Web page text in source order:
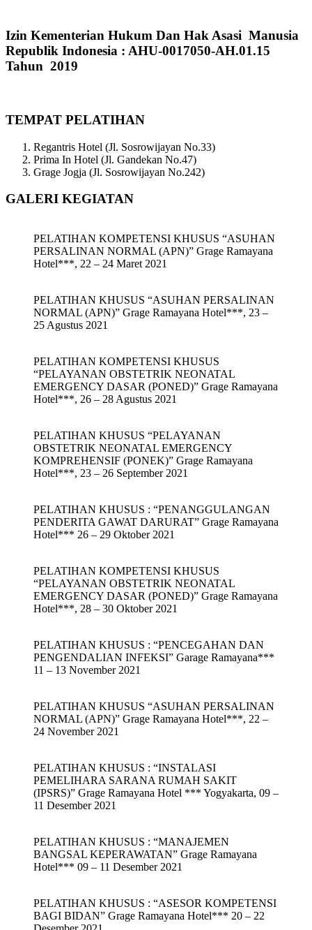
Izin Kementerian Hukum Dan Hak Asasi Manusia
Republik Indonesia : AHU-0017050-AH.01.15
Tahun 2019
TEMPAT PELATIHAN
Regantris Hotel (Jl. Sosrowijayan No.33)
Prima In Hotel (Jl. Gandekan No.47)
Grage Jogja (Jl. Sosrowijayan No.242)
GALERI KEGIATAN
PELATIHAN KOMPETENSI KHUSUS “ASUHAN
PERSALINAN NORMAL (APN)” Grage Ramayana
Hotel***, 22 – 24 Maret 2021
PELATIHAN KHUSUS “ASUHAN PERSALINAN
NORMAL (APN)” Grage Ramayana Hotel***, 23 –
25 Agustus 2021
PELATIHAN KOMPETENSI KHUSUS
“PELAYANAN OBSTETRIK NEONATAL
EMERGENCY DASAR (PONED)” Grage Ramayana
Hotel***, 26 – 28 Agustus 2021
PELATIHAN KHUSUS “PELAYANAN
OBSTETRIK NEONATAL EMERGENCY
KOMPREHENSIF (PONEK)” Grage Ramayana
Hotel***, 23 – 26 September 2021
PELATIHAN KHUSUS : “PENANGGULANGAN
PENDERITA GAWAT DARURAT” Grage Ramayana
Hotel*** 26 – 29 Oktober 2021
PELATIHAN KOMPETENSI KHUSUS
“PELAYANAN OBSTETRIK NEONATAL
EMERGENCY DASAR (PONED)” Grage Ramayana
Hotel***, 28 – 30 Oktober 2021
PELATIHAN KHUSUS : “PENCEGAHAN DAN
PENGENDALIAN INFEKSI” Garage Ramayana***
11 – 13 November 2021
PELATIHAN KHUSUS “ASUHAN PERSALINAN
NORMAL (APN)” Grage Ramayana Hotel***, 22 –
24 November 2021
PELATIHAN KHUSUS : “INSTALASI
PEMELIHARA SARANA RUMAH SAKIT
(IPSRS)” Grage Ramayana Hotel *** Yogyakarta, 09 –
11 Desember 2021
PELATIHAN KHUSUS : “MANAJEMEN
BANGSAL KEPERAWATAN” Grage Ramayana
Hotel*** 09 – 11 Desember 2021
PELATIHAN KHUSUS : “ASESOR KOMPETENSI
BAGI BIDAN” Grage Ramayana Hotel*** 20 – 22